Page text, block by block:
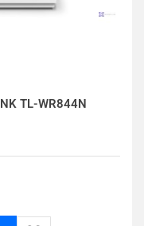
TL-WR844N